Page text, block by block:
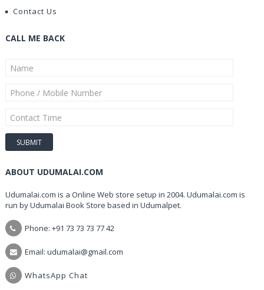
Contact Us
CALL ME BACK
ABOUT UDUMALAI.COM
Udumalai.com is a Online Web store setup in 2004. Udumalai.com is
run by Udumalai Book Store based in Udumalpet.
Phone: +91 73 73 73 77 42
Email: udumalai@gmail.com
WhatsApp Chat